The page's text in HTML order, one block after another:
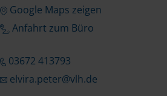
Google Maps zeigen
Anfahrt zum Büro
03672 413793
elvira.peter@vlh.de